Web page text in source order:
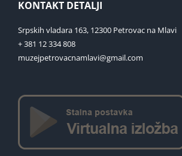
KONTAKT DETALJI
Srpskih vladara 163, 12300 Petrovac na Mlavi
+ 381 12 334 808
muzejpetrovacnamlavi@gmail.com